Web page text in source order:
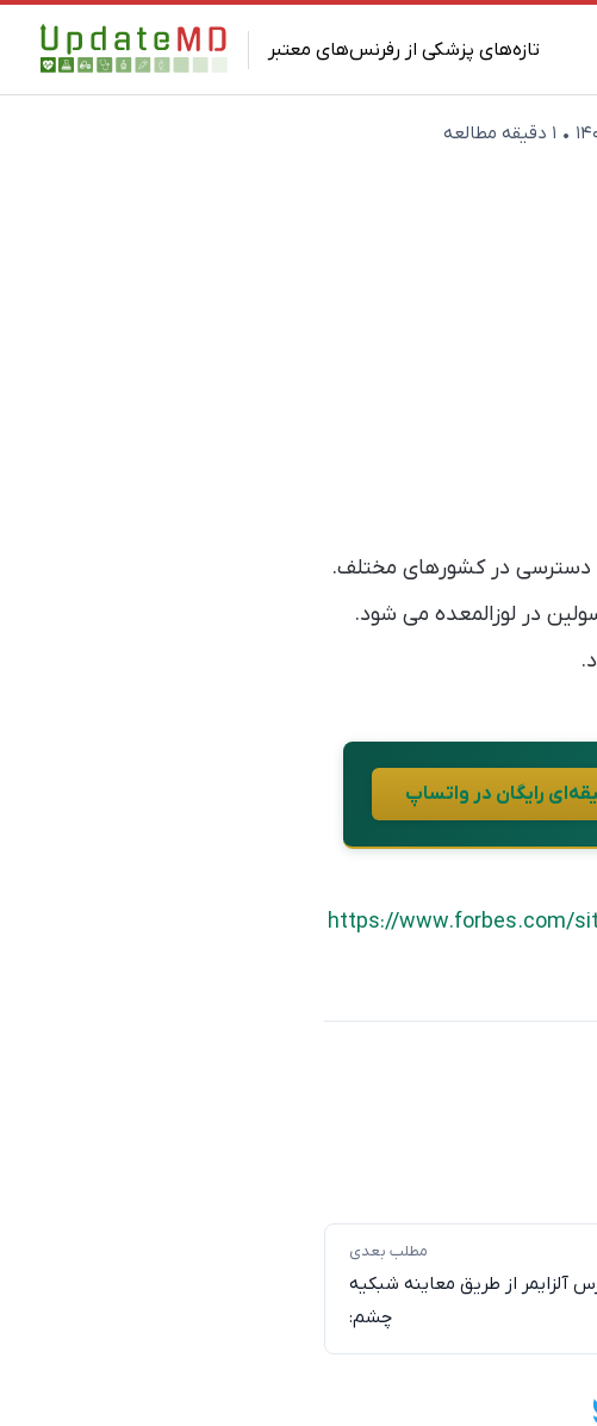
تازه‌های پزشکی از رفرنس‌های معتبر
• ۱ دقیقه مطالعه
در لوزالمعده می شود.
https://www.forbes.com/
مطلب بعدی
از طریق معاینه شبکیه
چشم: